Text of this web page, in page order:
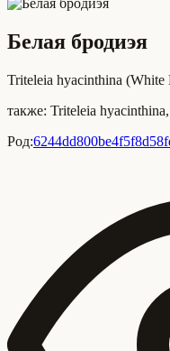
Белая бродиэя
Triteleia hyacinthina (White
также: Triteleia
Род: